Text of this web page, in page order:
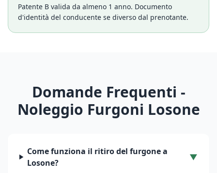
Patente B valida da almeno 1 anno. Documento
d'identità del conducente se diverso dal prenotante.
Domande Frequenti -
Noleggio Furgoni Losone
Come funziona il ritiro del furgone a
Losone?
▼